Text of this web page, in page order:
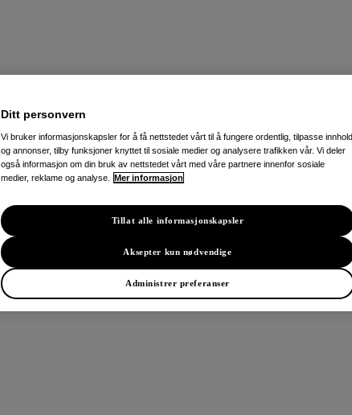
Ditt personvern
Vi bruker informasjonskapsler for å få nettstedet vårt til å fungere ordentlig, tilpasse innhold
og annonser, tilby funksjoner knyttet til sosiale medier og analysere trafikken vår. Vi deler
også informasjon om din bruk av nettstedet vårt med våre partnere innenfor sosiale
medier, reklame og analyse.
Mer informasjon
Administrer preferanser
Aksepter kun nødvendige
Tillat alle informasjonskapsler